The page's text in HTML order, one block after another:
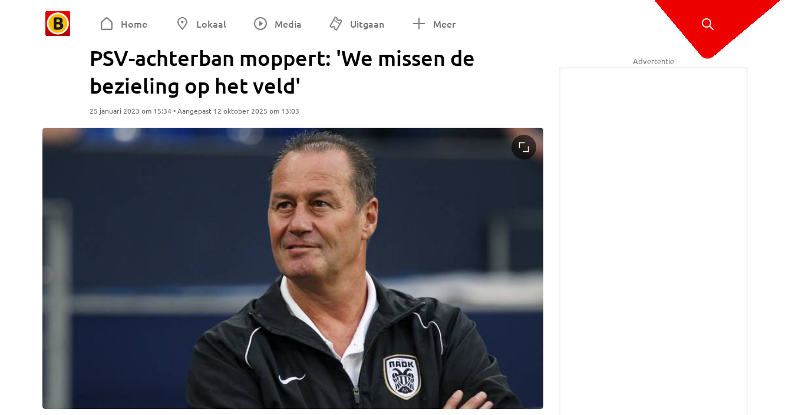
Home Lokaal Media Uitgaan Meer
PSV-achterban moppert: 'We missen de
bezieling op het veld'
25 januari 2023 om 15:34 • Aangepast 12 oktober 2025 om 13:03
Advertentie